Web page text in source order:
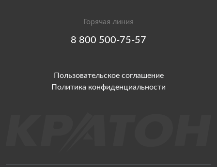
Горячая линия
8 800 500-75-57
Пользовательское соглашение
Политика конфиденциальности